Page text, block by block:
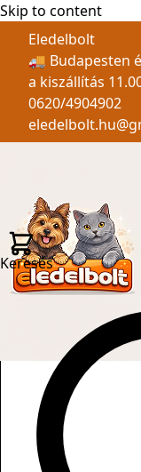
Skip to content
Eledelbolt
🚚 Budapesten
a kiszállítás
0620/4904902
Keresés